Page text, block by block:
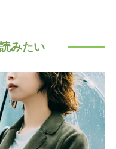
みたい